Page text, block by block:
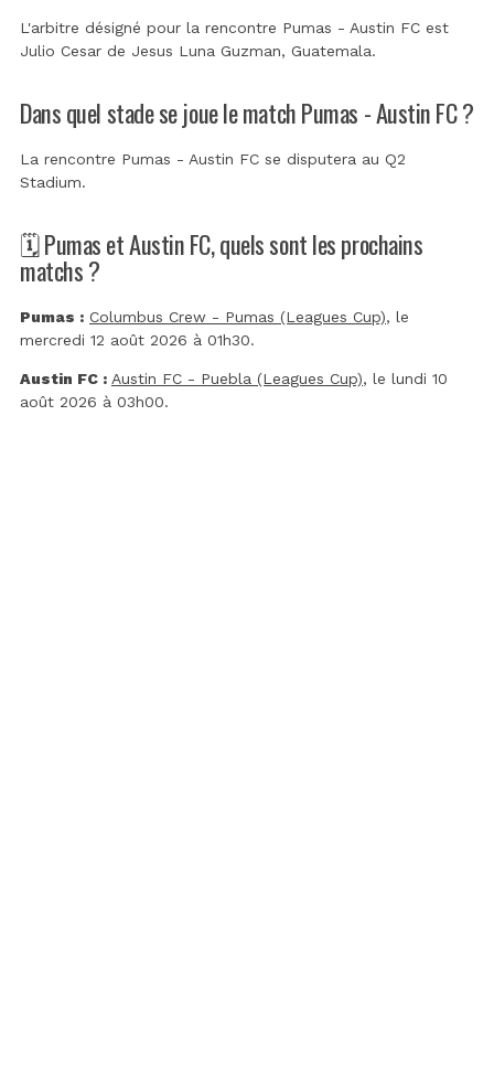
L'arbitre désigné pour la rencontre Pumas - Austin FC est
Julio Cesar de Jesus Luna Guzman, Guatemala.
Dans quel stade se joue le match Pumas - Austin FC ?
La rencontre Pumas - Austin FC se disputera au Q2
Stadium.
🗓️ Pumas et Austin FC, quels sont les prochains
matchs ?
Pumas : Columbus Crew - Pumas (Leagues Cup), le
mercredi 12 août 2026 à 01h30.
Austin FC : Austin FC - Puebla (Leagues Cup), le lundi 10
août 2026 à 03h00.